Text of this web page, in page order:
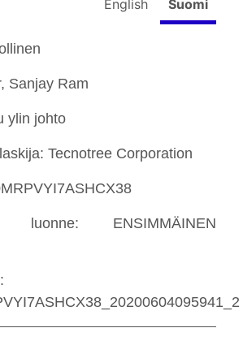
English Suomi
Sanjay Ram
ylin johto
Tecnotree Corporation
luonne: ENSIMMÄINEN